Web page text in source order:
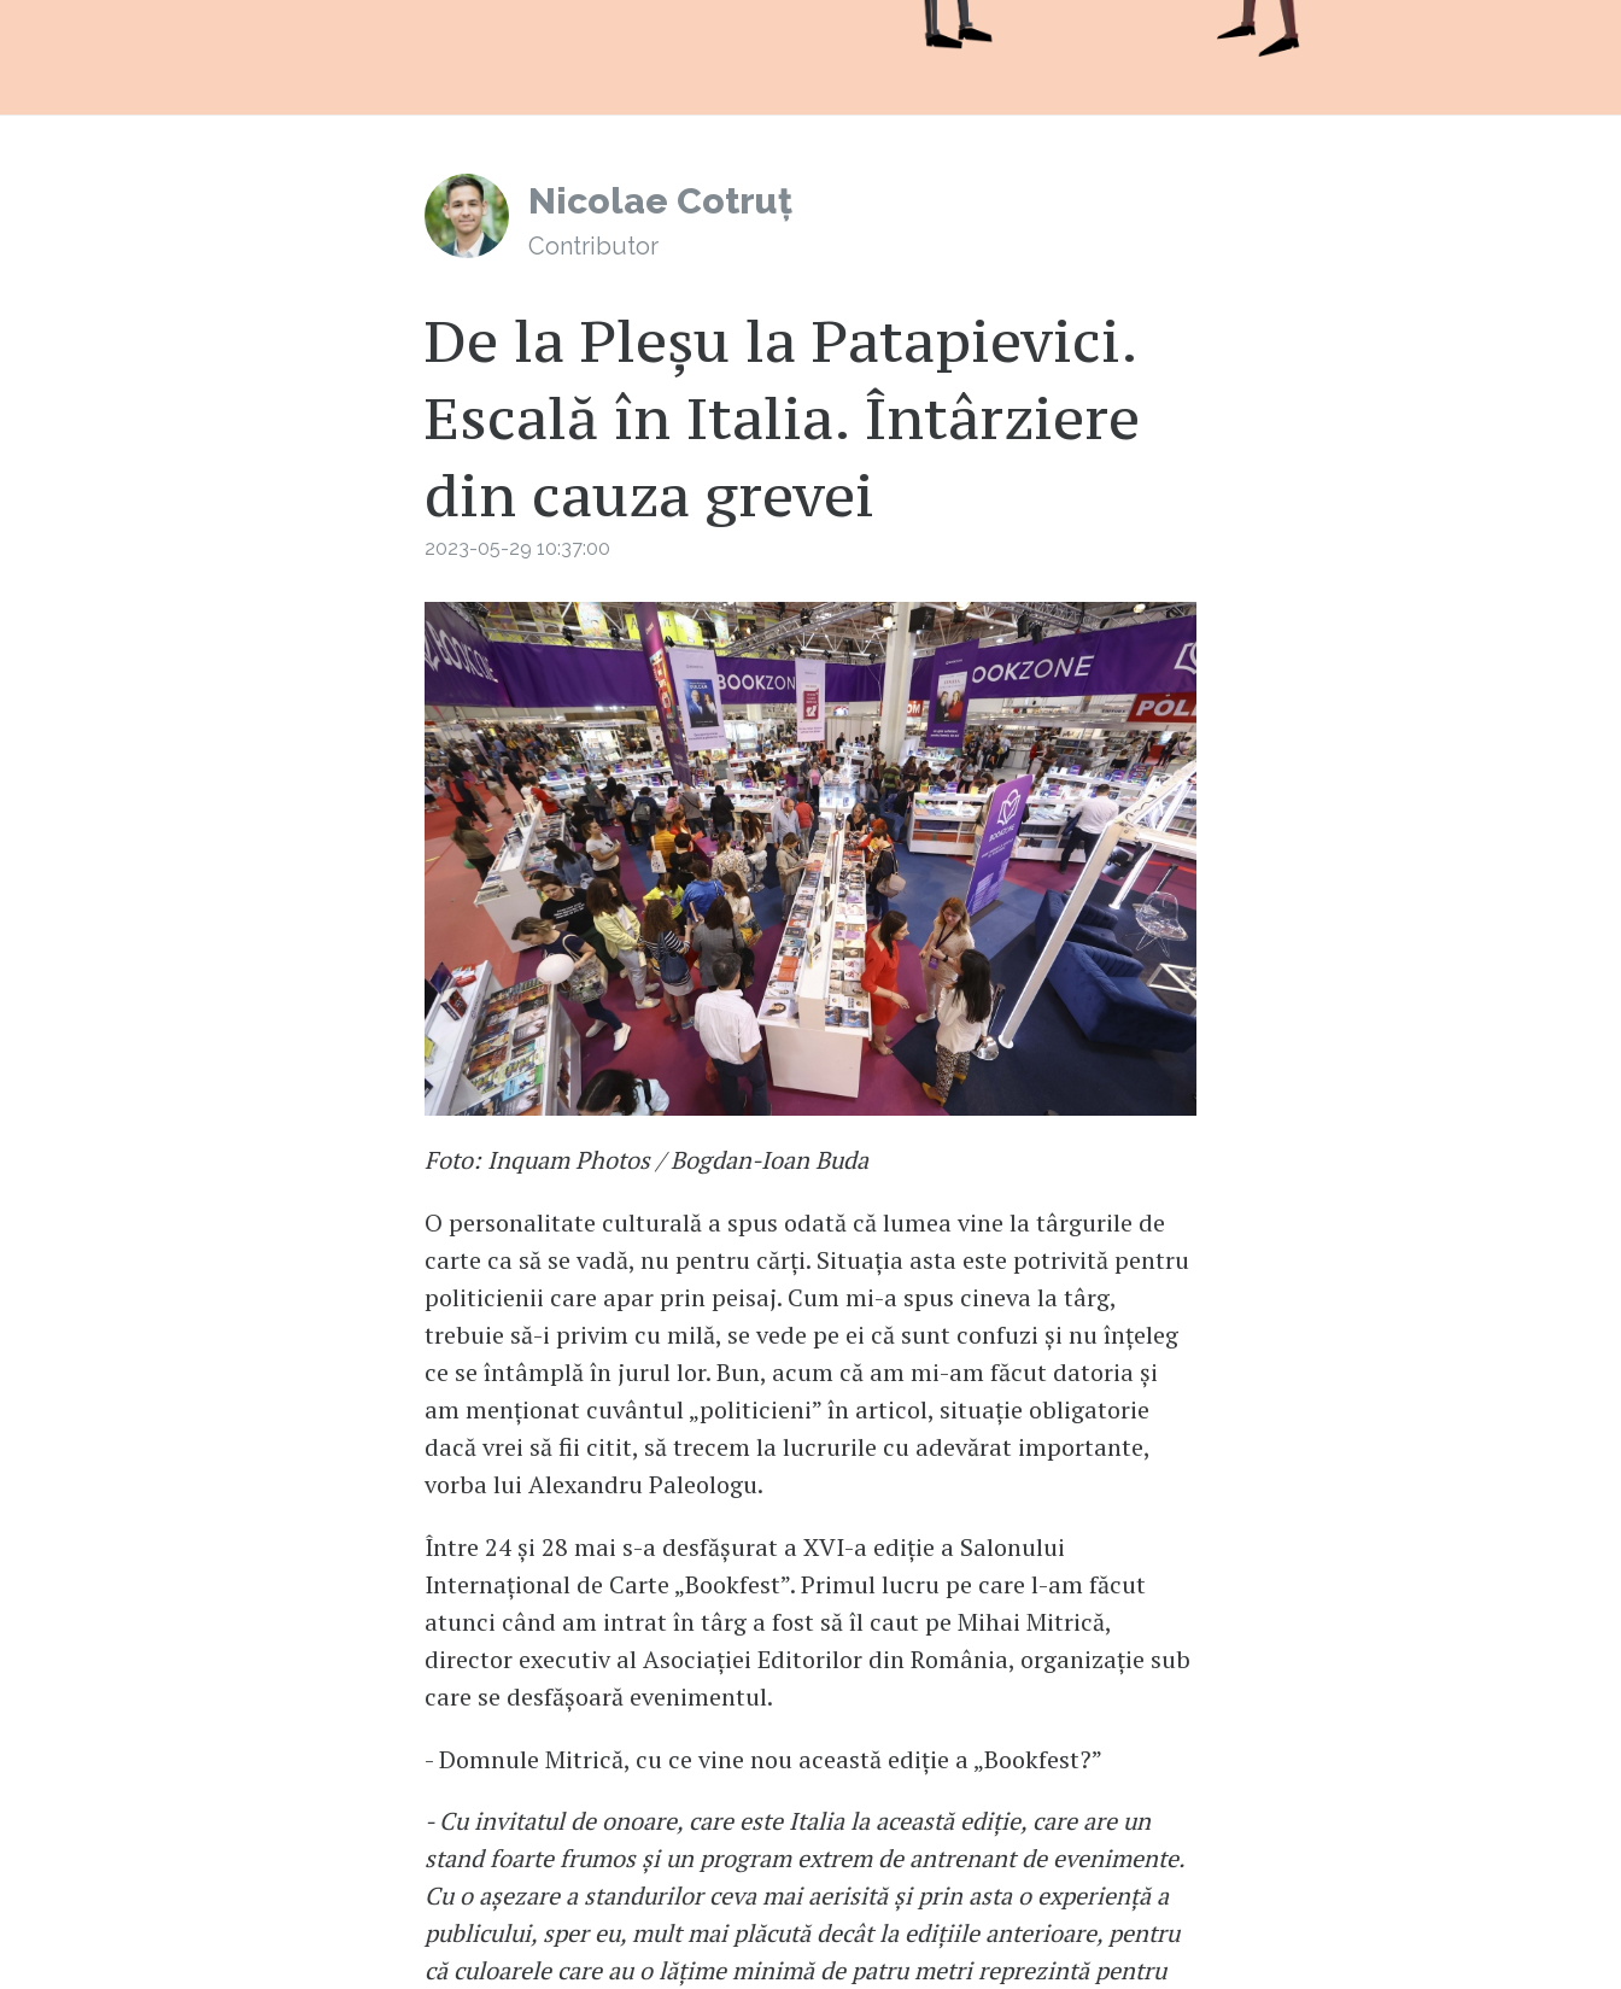
Nicolae Cotruț
Contributor
De la Pleșu la Patapievici.
Escală în Italia. Întârziere
din cauza grevei
2023-05-29 10:37:00
Foto: Inquam Photos / Bogdan-Ioan Buda
O personalitate culturală a spus odată că lumea vine la târgurile de
carte ca să se vadă, nu pentru cărți. Situația asta este potrivită pentru
politicienii care apar prin peisaj. Cum mi-a spus cineva la târg,
trebuie să-i privim cu milă, se vede pe ei că sunt confuzi și nu înțeleg
ce se întâmplă în jurul lor. Bun, acum că am mi-am făcut datoria și
am menționat cuvântul „politicieni” în articol, situație obligatorie
dacă vrei să fii citit, să trecem la lucrurile cu adevărat importante,
vorba lui Alexandru Paleologu.
Între 24 și 28 mai s-a desfășurat a XVI-a ediție a Salonului
Internațional de Carte „Bookfest”. Primul lucru pe care l-am făcut
atunci când am intrat în târg a fost să îl caut pe Mihai Mitrică,
director executiv al Asociației Editorilor din România, organizație sub
care se desfășoară evenimentul.
- Domnule Mitrică, cu ce vine nou această ediție a „Bookfest?”
- Cu invitatul de onoare, care este Italia la această ediție, care are un
stand foarte frumos și un program extrem de antrenant de evenimente.
Cu o așezare a standurilor ceva mai aerisită și prin asta o experiență a
publicului, sper eu, mult mai plăcută decât la edițiile anterioare, pentru
că culoarele care au o lățime minimă de patru metri reprezintă pentru